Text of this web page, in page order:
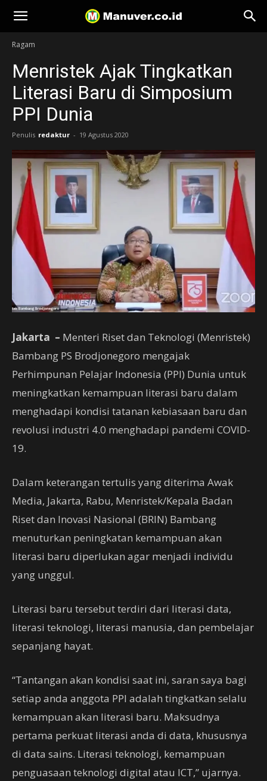
Manuver
Ragam
Menristek Ajak Tingkatkan
Literasi Baru di Simposium
PPI Dunia
Penulis redaktur - 19 Agustus 2020
Jakarta – Menteri Riset dan Teknologi (Menristek)
Bambang PS Brodjonegoro mengajak
Perhimpunan Pelajar Indonesia (PPI) Dunia untuk
meningkatkan kemampuan literasi baru dalam
menghadapi kondisi tatanan kebiasaan baru dan
revolusi industri 4.0 menghadapi pandemi COVID-
19.
Dalam keterangan tertulis yang diterima Awak
Media, Jakarta, Rabu, Menristek/Kepala Badan
Riset dan Inovasi Nasional (BRIN) Bambang
menuturkan peningkatan kemampuan akan
literasi baru diperlukan agar menjadi individu
yang unggul.
Literasi baru tersebut terdiri dari literasi data,
literasi teknologi, literasi manusia, dan pembelajar
sepanjang hayat.
“Tantangan akan kondisi saat ini, saran saya bagi
setiap anda anggota PPI adalah tingkatkan selalu
kemampuan akan literasi baru. Maksudnya
pertama perkuat literasi anda di data, khususnya
di data sains. Literasi teknologi, kemampuan
penguasaan teknologi digital atau ICT,” ujarnya.